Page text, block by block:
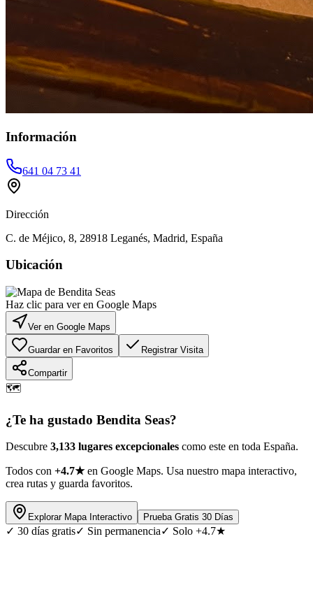
Información
641 04 73 41
Dirección
C. de Méjico, 8, 28918 Leganés, Madrid, España
Ubicación
Haz clic para ver en Google Maps
Ver en Google Maps
Guardar en Favoritos Registrar Visita
Compartir
🗺️
¿Te ha gustado Bendita Seas?
Descubre 3,133 lugares excepcionales como este en toda España.
Todos con +4.7★en Google Maps. Usa nuestro mapa interactivo,
crea rutas y guarda favoritos.
Explorar Mapa Interactivo Prueba Gratis 30 Días
✓ 30 días gratis✓ Sin permanencia✓ Solo +4.7★